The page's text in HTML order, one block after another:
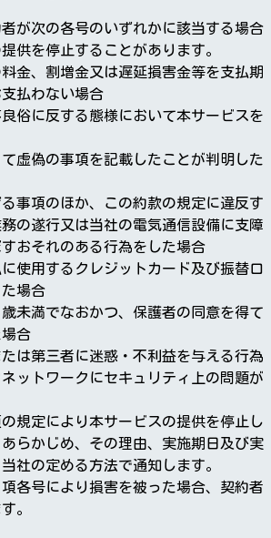
者が次の各号のいずれかに該当する場合
供を停止することがあります。
料金、割増金又は遅延損害金等を支払期
払わない場合
良俗に反する態様において本サービスを
て虚偽の事項を記載したことが判明した
る事項のほか、この約款の規定に違反す
の遂行又は当社の電気通信設備に支障
おそれのある行為をした場合
に使用するクレジットカード及び振替口
場合
歳未満でなおかつ、保護者の同意を得て
合
たは第三者に迷惑・不利益を与える行為
ネットワークにセキュリティ上の問題が
の規定により本サービスの提供を停止し
らかじめ、その理由、実施期日及び実
社の定める方法で通知します。
項各号により損害を被った場合、契約者
。